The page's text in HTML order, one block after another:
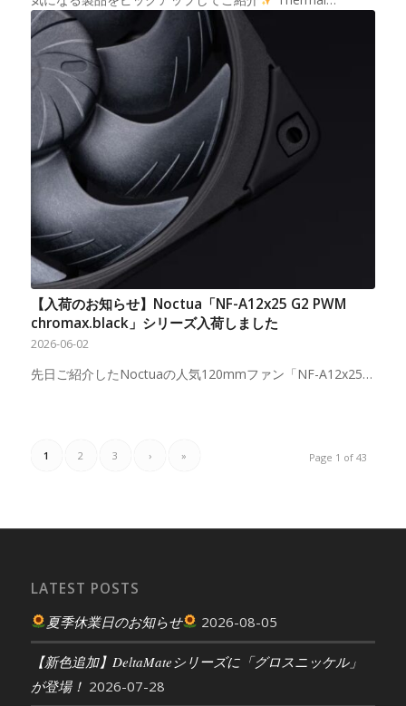
【入荷のお知らせ】Noctua「NF-A12x25 G2 PWM
chromax.black」シリーズ入荷しました
2026-06-02
先日ご紹介したNoctuaの人気120mmファン「NF-A12x25…
Page 1 of 43
1 2 3 › »
LATEST POSTS
夏季休業日のお知らせ 2026-08-05
【新色追加】DeltaMateシリーズに「グロスニッケル」
が登場！ 2026-07-28